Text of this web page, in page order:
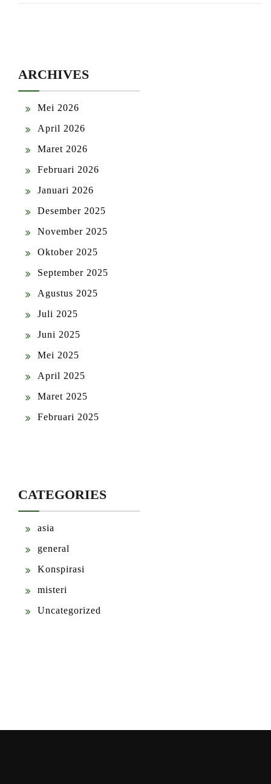
ARCHIVES
Mei 2026
April 2026
Maret 2026
Februari 2026
Januari 2026
Desember 2025
November 2025
Oktober 2025
September 2025
Agustus 2025
Juli 2025
Juni 2025
Mei 2025
April 2025
Maret 2025
Februari 2025
CATEGORIES
asia
general
Konspirasi
misteri
Uncategorized